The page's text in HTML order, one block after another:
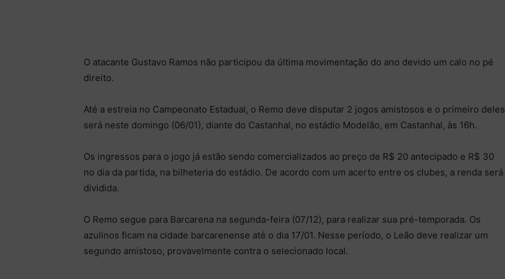
O atacante Gustavo Ramos não participou da última movimentação do ano devido um calo no pé
direito.
Até a estreia no Campeonato Estadual, o Remo deve disputar 2 jogos amistosos e o primeiro deles
será neste domingo (06/01), diante do Castanhal, no estádio Modelão, em Castanhal, às 16h.
Os ingressos para o jogo já estão sendo comercializados ao preço de R$ 20 antecipado e R$ 30
no dia da partida, na bilheteria do estádio. De acordo com um acerto entre os clubes, a renda será
dividida.
O Remo segue para Barcarena na segunda-feira (07/12), para realizar sua pré-temporada. Os
azulinos ficam na cidade barcarenense até o dia 17/01. Nesse período, o Leão deve realizar um
segundo amistoso, provavelmente contra o selecionado local.